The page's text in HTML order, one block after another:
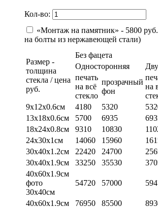
Кол-во:
«Монтаж на памятник» - 5800
на болты из нержавеющей стали)
Размер -
толщина
стекла / цена
руб.
Без фацета
Односторонняя
печать
на всё
стекло
прозрачный
фон
на
9х12х0.6см
4180 5320
13х18х0.6см
5700 6935
18х24х0.8см
9310 10830
24х30х1см
14060 15960
30х40х1.2см
22420 24700
30х40х1.9см
33250 35530
40х60х1.9см
фото
30х40см
54720 57000
40х60х1.9см 76950 85500